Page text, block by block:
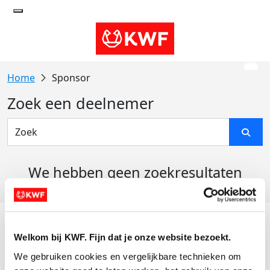
Welkom bij KWF. Fijn dat je onze website bezoekt.
We gebruiken cookies en vergelijkbare technieken om
Sponsor
Zoek een deelnemer
We hebben geen zoekresultaten
Actiematerialen
Evenementen